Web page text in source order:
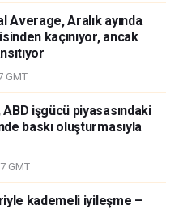
Average, Aralık ayında
kaçınıyor, ancak
GMT
işgücü piyasasındaki
baskı oluşturmasıyla
GMT
kademeli iyileşme –